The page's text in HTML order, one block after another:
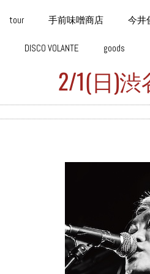
tour 手前味噌商店 今井
DISCO VOLANTE goods
2/1(日)